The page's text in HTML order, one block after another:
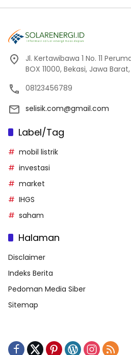
Jl. Kertawibawa 1 No. 11
BOX 11000, Bekasi, Jawa
08123456789
selisik.com@gmail.com
Label/Tag
mobil listrik
investasi
market
IHGS
saham
Halaman
Disclaimer
Indeks Berita
Pedoman Media Siber
Sitemap